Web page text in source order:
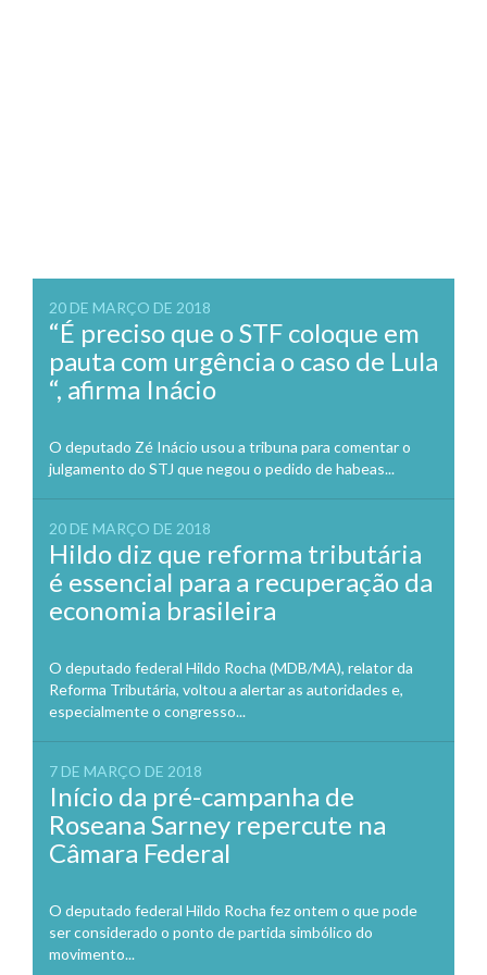
20 DE MARÇO DE 2018
“É preciso que o STF coloque em
pauta com urgência o caso de Lula
“, afirma Inácio
O deputado Zé Inácio usou a tribuna para comentar o
julgamento do STJ que negou o pedido de habeas...
20 DE MARÇO DE 2018
Hildo diz que reforma tributária
é essencial para a recuperação da
economia brasileira
O deputado federal Hildo Rocha (MDB/MA), relator da
Reforma Tributária, voltou a alertar as autoridades e,
especialmente o congresso...
7 DE MARÇO DE 2018
Início da pré-campanha de
Roseana Sarney repercute na
Câmara Federal
O deputado federal Hildo Rocha fez ontem o que pode
ser considerado o ponto de partida simbólico do
movimento...